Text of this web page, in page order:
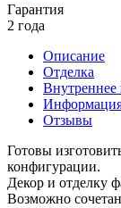
Гарантия
2 года
Описание
Отделка
Внутреннее
Отзывы
Готовы
конфигурации.
Декор и отделку
Возможно